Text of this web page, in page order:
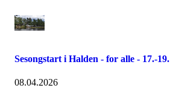
Sesongstart i Halden - for alle - 17.-
08.04.2026